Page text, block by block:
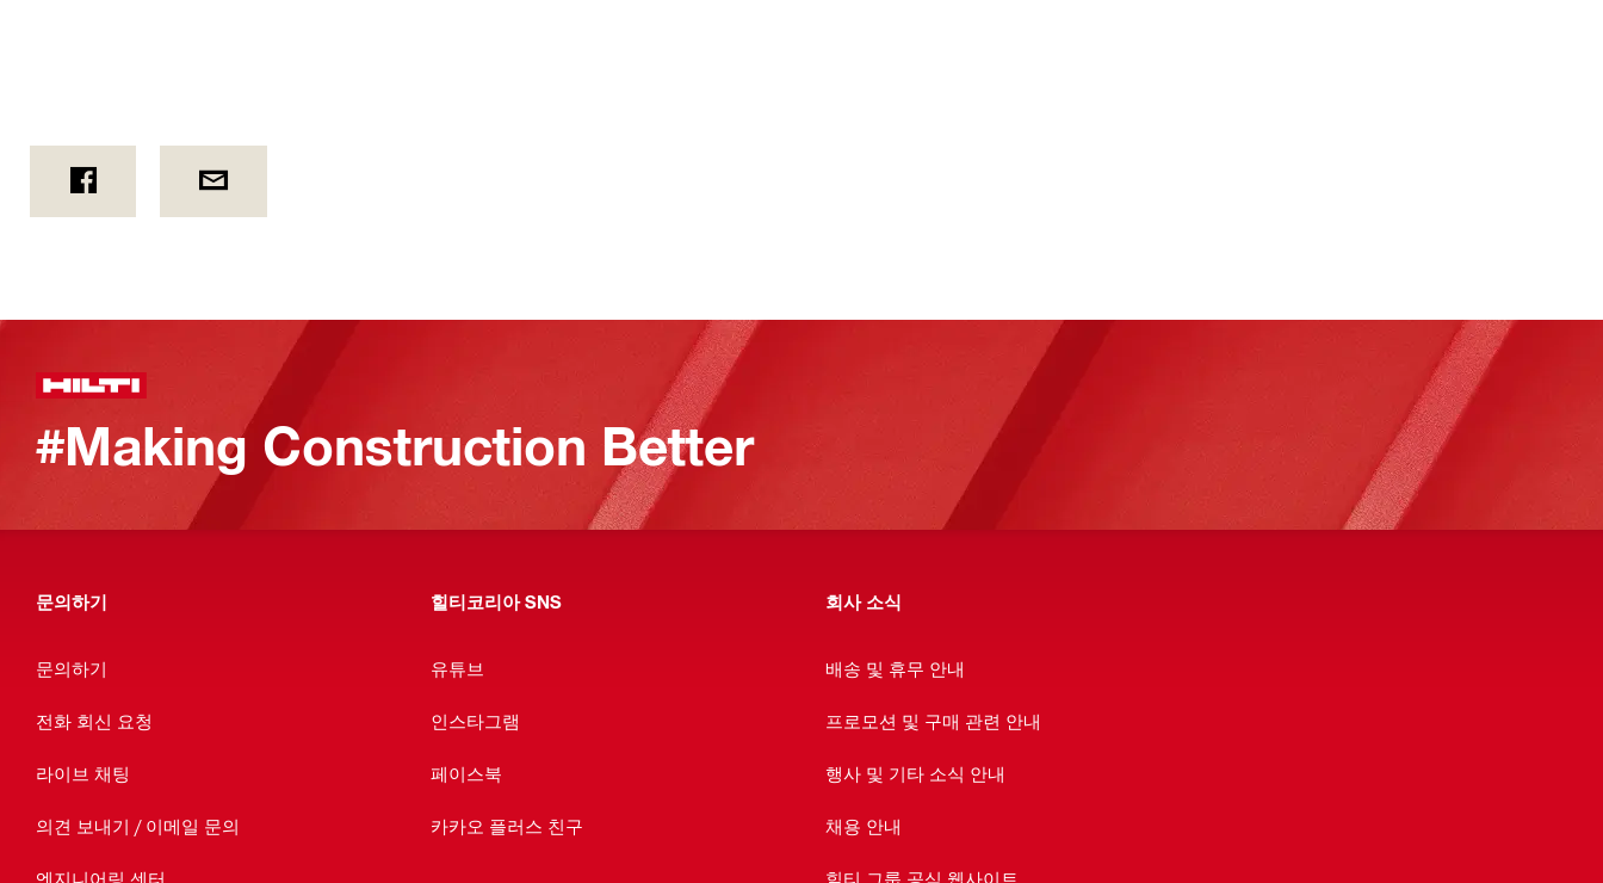
#Making Construction Better
문의하기
문의하기
전화 회신 요청
라이브 채팅
의견 보내기 / 이메일 문의
엔지니어링 센터
힐티코리아 SNS
유튜브
인스타그램
페이스북
카카오 플러스 친구
회사 소식
배송 및 휴무 안내
프로모션 및 구매 관련 안내
행사 및 기타 소식 안내
채용 안내
힐티 그룹 공식 웹사이트